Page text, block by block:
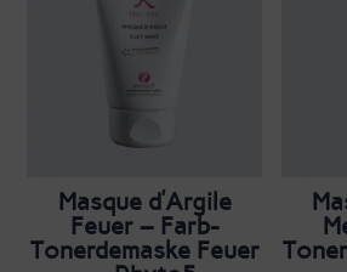
Masque d’Argile
Feuer – Farb-
Tonerdemaske Feuer